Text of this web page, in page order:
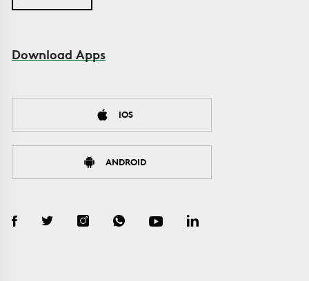
Download Apps
IOS
ANDROID